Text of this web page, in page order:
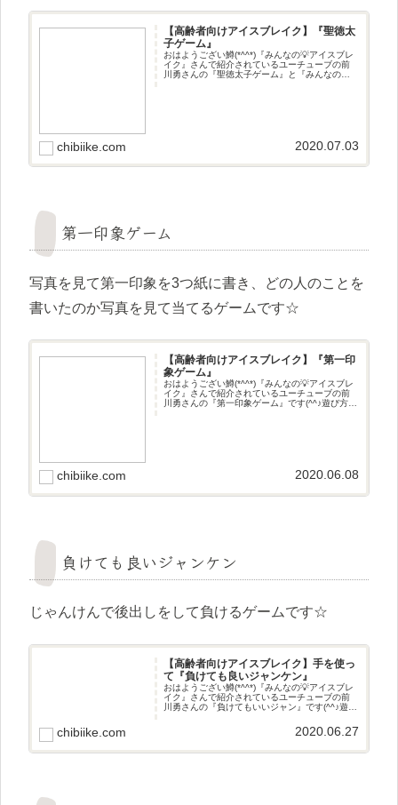
【高齢者向けアイスブレイク】『聖徳太
子ゲーム』
おはようござい鱒(*^^*)『みんなの💡アイスブレ
イク』さんで紹介されているユーチューブの前
川勇さんの『聖徳太子ゲーム』と『みんなのお
chibiike.com 2020.07.03
第一印象ゲーム
写真を見て第一印象を3つ紙に書き、どの人のことを
書いたのか写真を見て当てるゲームです☆
【高齢者向けアイスブレイク】『第一印
象ゲーム』
おはようござい鱒(*^^*)『みんなの💡アイスブレ
イク』さんで紹介されているユーチューブの前
川勇さんの『第一印象ゲーム』です(^^♪遊び方写
chibiike.com 2020.06.08
負けても良いジャンケン
じゃんけんで後出しをして負けるゲームです☆
【高齢者向けアイスブレイク】手を使っ
て『負けても良いジャンケン』
おはようござい鱒(*^^*)『みんなの💡アイスブレ
イク』さんで紹介されているユーチューブの前
川勇さんの『負けてもいいジャン』です(^^♪遊び
chibiike.com 2020.06.27